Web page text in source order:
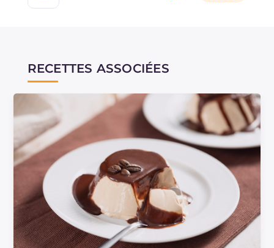
RECETTES ASSOCIÉES